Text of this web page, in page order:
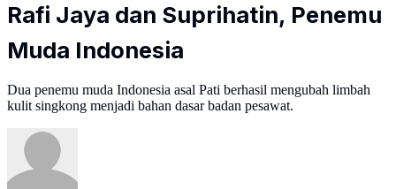
Rafi Jaya dan Suprihatin, Penemu
Muda Indonesia
Dua penemu muda Indonesia asal Pati berhasil mengubah limbah
kulit singkong menjadi bahan dasar badan pesawat.